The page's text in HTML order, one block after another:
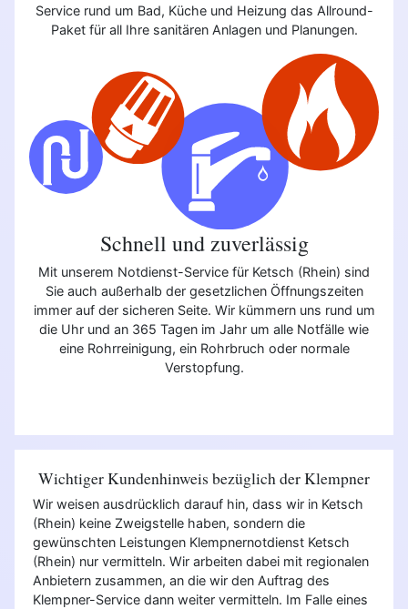
Service rund um Bad, Küche und Heizung das Allround-
Paket für all Ihre sanitären Anlagen und Planungen.
Schnell und zuverlässig
Mit unserem Notdienst-Service für Ketsch (Rhein) sind
Sie auch außerhalb der gesetzlichen Öffnungszeiten
immer auf der sicheren Seite. Wir kümmern uns rund um
die Uhr und an 365 Tagen im Jahr um alle Notfälle wie
eine Rohrreinigung, ein Rohrbruch oder normale
Verstopfung.
Wichtiger Kundenhinweis bezüglich der Klempner
Wir weisen ausdrücklich darauf hin, dass wir in Ketsch
(Rhein) keine Zweigstelle haben, sondern die
gewünschten Leistungen Klempnernotdienst Ketsch
(Rhein) nur vermitteln. Wir arbeiten dabei mit regionalen
Anbietern zusammen, an die wir den Auftrag des
Klempner-Service dann weiter vermitteln. Im Falle eines